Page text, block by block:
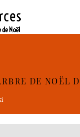
de Noël
DE NOËL